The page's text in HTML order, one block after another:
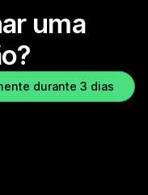
uma
durante 3 dias